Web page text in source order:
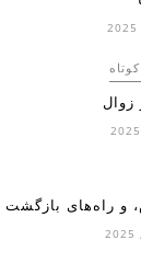
زوال
و راه‌های بازگشت